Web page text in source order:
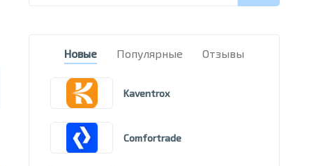
Новые Популярные Отзывы
Kaventrox
Comfortrade